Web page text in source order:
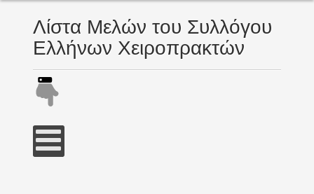
Λίστα Μελών του Συλλόγου
Ελλήνων Χειροπρακτών